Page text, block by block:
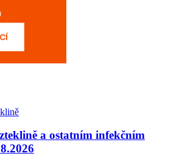
a ostatním infekčním